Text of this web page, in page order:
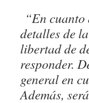
“En
detalles de
libertad de
responder.
general en
Además,